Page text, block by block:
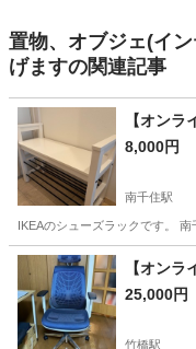
置物、オブジェ(イ
げますの関連記事
8,000円
南千住駅
IKEAのシューズラックです。
東京 荒川区 南千住駅
【オン
25,000円
竹橋駅